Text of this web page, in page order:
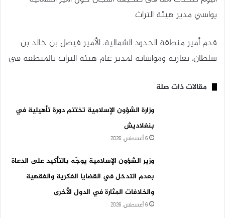
يواسي مدير هيئة التراث
قدم أمير منطقة الحدود الشمالية، الأمير فيصل بن خالد بن
سلطان، تعازيه ومواساته لمدير عام هيئة التراث بالمنطقة في
مقالات ذات صلة
وزارة الشؤون الإسلامية تختتم دورة تأهيلية في
بنغلاديش
6 أغسطس، 2026
وزير الشؤون الإسلامية يوجّه بالتأكيد على الدعاة
بعدم التدخل في القضايا الفكرية والفقهية
والخلافات المثارة في الدول الأخرى
6 أغسطس، 2026